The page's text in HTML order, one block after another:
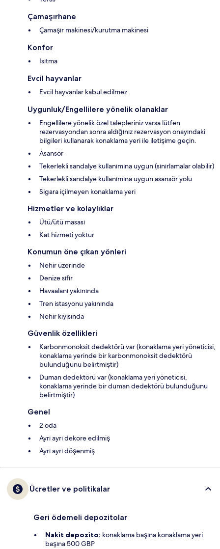
Çamaşırhane
Çamaşır makinesi/kurutma makinesi
Konfor
Isıtma
Evcil hayvanlar
Evcil hayvanlar kabul edilmez
Uygunluk/Engellilere yönelik olanaklar
Engellilere yönelik özel talepleriniz varsa lütfen
rezervasyondan sonra aldığınız rezervasyon onayındaki
bilgileri kullanarak konaklama yeri ile iletişime geçin.
Asansör
Tekerlekli sandalye kullanımına uygun (sınırlamalar olabilir)
Tekerlekli sandalye kullanımına uygun asansör yolu
Sigara içilmeyen konaklama yeri
Hizmetler ve kolaylıklar
Ütü/ütü masası
Kat hizmeti yoktur
Konumun öne çıkan yönleri
Nehir üzerinde
Denize sıfır
Havaalanı yakınında
Tren istasyonu yakınında
Nehir kıyısında
Güvenlik özellikleri
Karbonmonoksit dedektörü var (konaklama yeri yöneticisi,
konaklama yerinde bir karbonmonoksit dedektörü
bulunduğunu belirtmiştir)
Duman dedektörü var (konaklama yeri yöneticisi,
konaklama yerinde bir duman dedektörü bulunduğunu
belirtmiştir)
Genel
2 oda
Ayrı ayrı dekore edilmiş
Ayrı ayrı döşenmiş
Ücretler ve politikalar
Geri ödemeli depozitolar
Nakit depozito: konaklama başına konaklama yeri
başına 500 GBP